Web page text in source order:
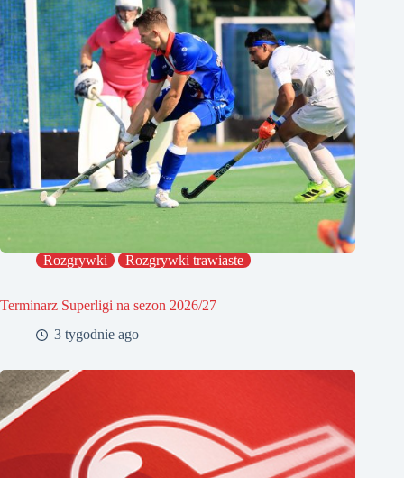
Rozgrywki Rozgrywki trawiaste
Terminarz Superligi na sezon 2026/27
3 tygodnie ago